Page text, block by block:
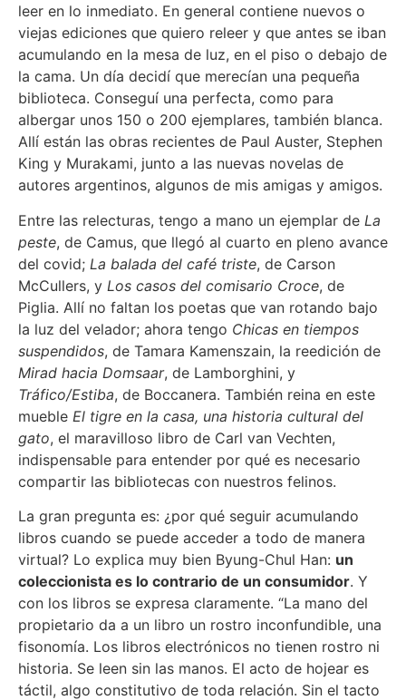
leer en lo inmediato. En general contiene nuevos o
viejas ediciones que quiero releer y que antes se iban
acumulando en la mesa de luz, en el piso o debajo de
la cama. Un día decidí que merecían una pequeña
biblioteca. Conseguí una perfecta, como para
albergar unos 150 o 200 ejemplares, también blanca.
Allí están las obras recientes de Paul Auster, Stephen
King y Murakami, junto a las nuevas novelas de
autores argentinos, algunos de mis amigas y amigos.
Entre las relecturas, tengo a mano un ejemplar de La
peste, de Camus, que llegó al cuarto en pleno avance
del covid; La balada del café triste, de Carson
McCullers, y Los casos del comisario Croce, de
Piglia. Allí no faltan los poetas que van rotando bajo
la luz del velador; ahora tengo Chicas en tiempos
suspendidos, de Tamara Kamenszain, la reedición de
Mirad hacia Domsaar, de Lamborghini, y
Tráfico/Estiba, de Boccanera. También reina en este
mueble El tigre en la casa, una historia cultural del
gato, el maravilloso libro de Carl van Vechten,
indispensable para entender por qué es necesario
compartir las bibliotecas con nuestros felinos.
La gran pregunta es: ¿por qué seguir acumulando
libros cuando se puede acceder a todo de manera
virtual? Lo explica muy bien Byung-Chul Han: un
coleccionista es lo contrario de un consumidor. Y
con los libros se expresa claramente. “La mano del
propietario da a un libro un rostro inconfundible, una
fisonomía. Los libros electrónicos no tienen rostro ni
historia. Se leen sin las manos. El acto de hojear es
táctil, algo constitutivo de toda relación. Sin el tacto